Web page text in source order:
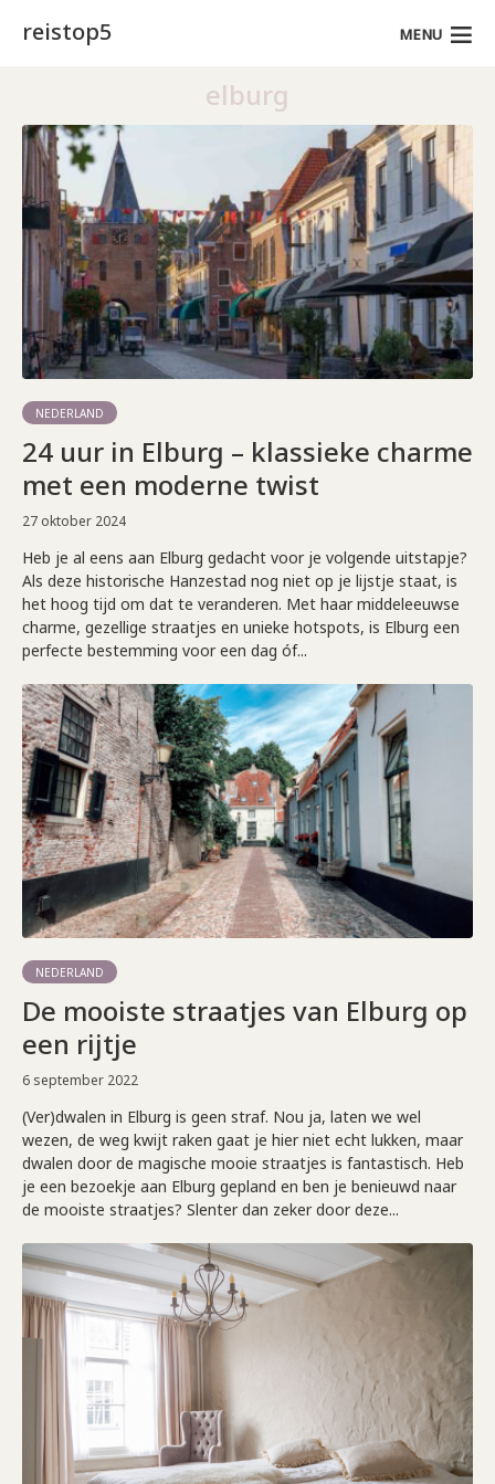
reistop5 MENU
elburg
NEDERLAND
24 uur in Elburg – klassieke charme
met een moderne twist
27 oktober 2024
Heb je al eens aan Elburg gedacht voor je volgende uitstapje?
Als deze historische Hanzestad nog niet op je lijstje staat, is
het hoog tijd om dat te veranderen. Met haar middeleeuwse
charme, gezellige straatjes en unieke hotspots, is Elburg een
perfecte bestemming voor een dag óf...
NEDERLAND
De mooiste straatjes van Elburg op
een rijtje
6 september 2022
(Ver)dwalen in Elburg is geen straf. Nou ja, laten we wel
wezen, de weg kwijt raken gaat je hier niet echt lukken, maar
dwalen door de magische mooie straatjes is fantastisch. Heb
je een bezoekje aan Elburg gepland en ben je benieuwd naar
de mooiste straatjes? Slenter dan zeker door deze...